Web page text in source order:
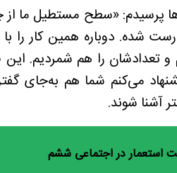
پرسیدم: «سطح مستطیل ما از
شده. دوباره همین کار را
و تعدادشان را هم شمردیم.
می‌کنم شما هم به‌جای
آشنا شوند.
استعمار در اجتماعی ششم